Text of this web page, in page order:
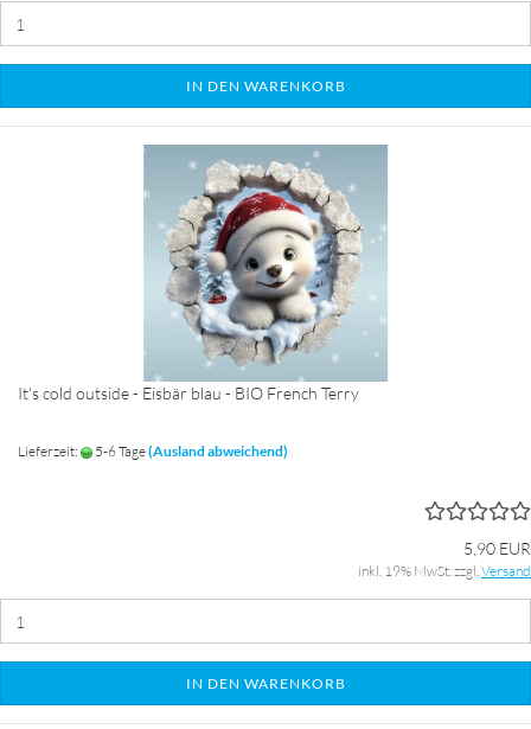
IN DEN WARENKORB
It's cold outside - Eisbär blau - BIO French Terry
Lieferzeit: 5-6 Tage(Ausland abweichend)
5,90 EUR
inkl. 19% MwSt. zzgl.Versand
IN DEN WARENKORB